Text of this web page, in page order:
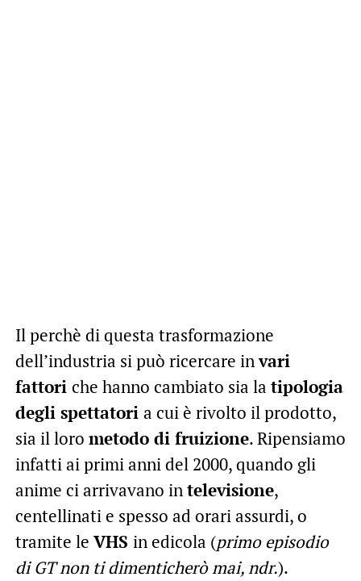
Il perchè di questa trasformazione
dell’industria si può ricercare invari
fattori che hanno cambiato sia la tipologia
degli spettatori a cui è rivolto il prodotto,
sia il loro metodo di fruizione. Ripensiamo
infatti ai primi anni del 2000, quando gli
anime ci arrivavano intelevisione,
centellinati e spesso ad orari assurdi, o
tramite le VHS in edicola (primo episodio
di GT non ti dimenticherò mai, ndr.).